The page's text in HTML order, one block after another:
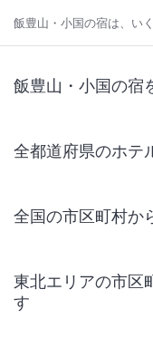
飯豊山・小国の宿は、い
飯豊山・小国の宿
全都道府県のホテ
全国の市区町村か
東北エリアの市区
す